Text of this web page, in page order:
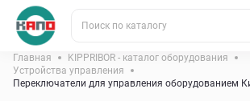
Поиск по каталогу
Главная
KIPPRIBOR - каталог оборудования
Устройства управления
Переключатели для управления оборудованием